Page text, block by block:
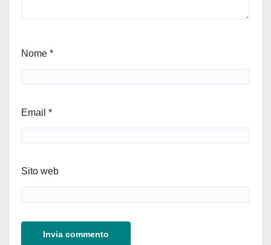
Nome *
Email *
Sito web